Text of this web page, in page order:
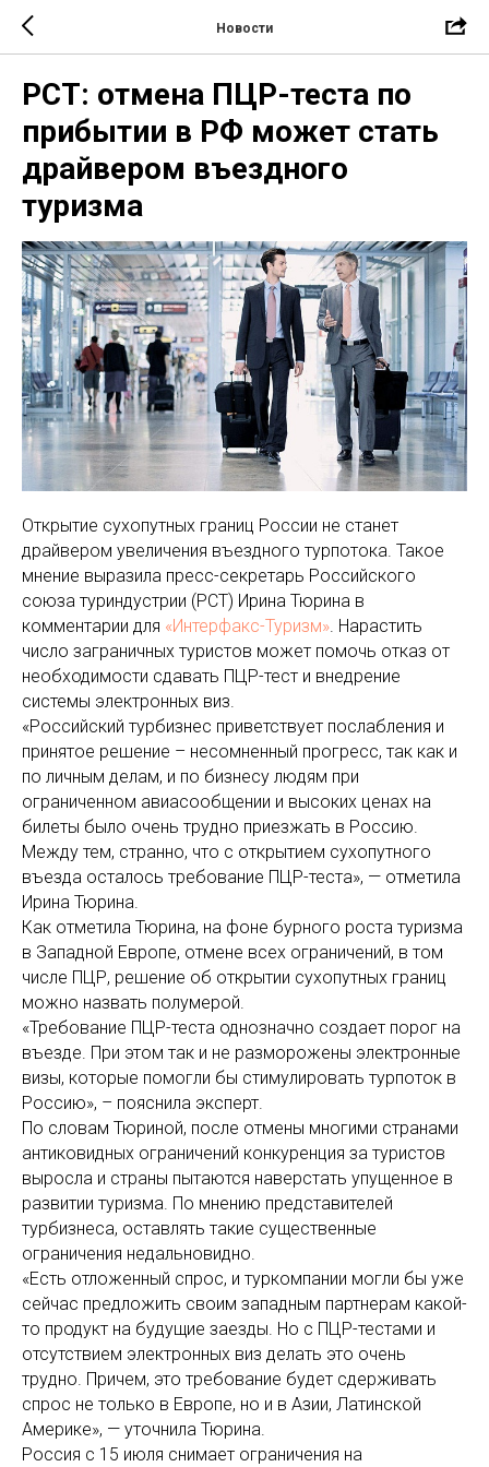
Новости
РСТ: отмена ПЦР-теста по
прибытии в РФ может стать
драйвером въездного
туризма
Открытие сухопутных границ России не станет
драйвером увеличения въездного турпотока. Такое
мнение выразила пресс-секретарь Российского
союза туриндустрии (РСТ) Ирина Тюрина в
комментарии для «Интерфакс-Туризм». Нарастить
число заграничных туристов может помочь отказ от
необходимости сдавать ПЦР-тест и внедрение
системы электронных виз.
«Российский турбизнес приветствует послабления и
принятое решение – несомненный прогресс, так как и
по личным делам, и по бизнесу людям при
ограниченном авиасообщении и высоких ценах на
билеты было очень трудно приезжать в Россию.
Между тем, странно, что с открытием сухопутного
въезда осталось требование ПЦР-теста», — отметила
Ирина Тюрина.
Как отметила Тюрина, на фоне бурного роста туризма
в Западной Европе, отмене всех ограничений, в том
числе ПЦР, решение об открытии сухопутных границ
можно назвать полумерой.
«Требование ПЦР-теста однозначно создает порог на
въезде. При этом так и не разморожены электронные
визы, которые помогли бы стимулировать турпоток в
Россию», – пояснила эксперт.
По словам Тюриной, после отмены многими странами
антиковидных ограничений конкуренция за туристов
выросла и страны пытаются наверстать упущенное в
развитии туризма. По мнению представителей
турбизнеса, оставлять такие существенные
ограничения недальновидно.
«Есть отложенный спрос, и туркомпании могли бы уже
сейчас предложить своим западным партнерам какой-
то продукт на будущие заезды. Но с ПЦР-тестами и
отсутствием электронных виз делать это очень
трудно. Причем, это требование будет сдерживать
спрос не только в Европе, но и в Азии, Латинской
Америке», — уточнила Тюрина.
Россия с 15 июля снимает ограничения на